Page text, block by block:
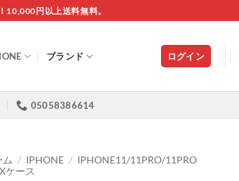
10,000円以上送料無料。
ブランド ログイン
05058386614
ム / IPHONE / IPHONE11/11PRO/11PRO
ケース